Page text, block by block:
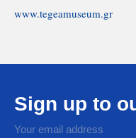
www.tegeamuseum.gr
Sign up to